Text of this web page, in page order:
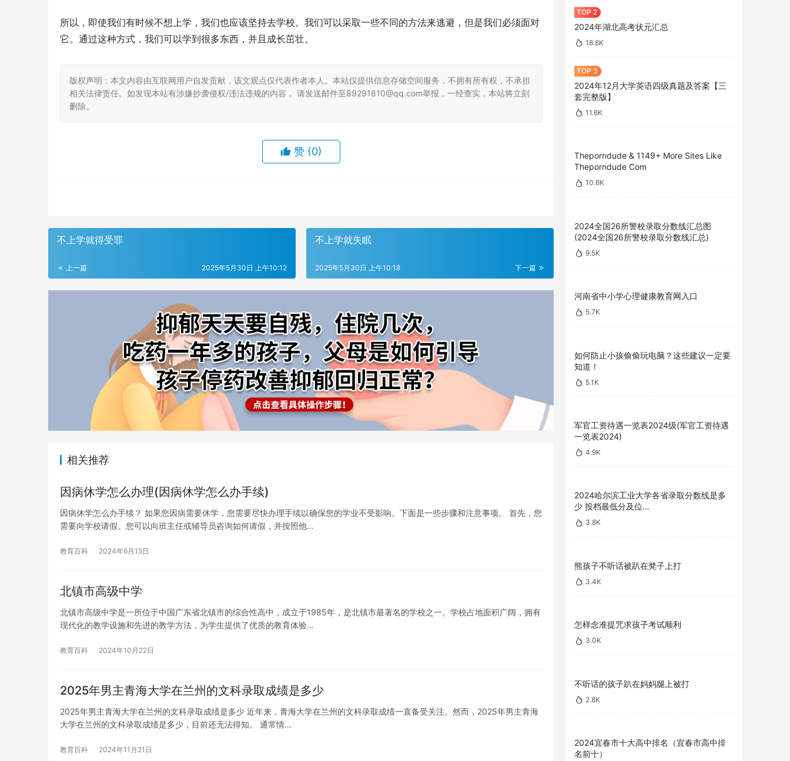
所以，即使我们有时候不想上学，我们也应该坚持去学校。我们可以采取一些不同的方法来逃避，但是我们必须面对
它。通过这种方式，我们可以学到很多东西，并且成长茁壮。
版权声明：本文内容由互联网用户自发贡献，该文观点仅代表作者本人。本站仅提供信息存储空间服务，不拥有所有权，不承担
相关法律责任。如发现本站有涉嫌抄袭侵权/违法违规的内容， 请发送邮件至89291810@qq.com举报，一经查实，本站将立刻
删除。
赞 (0)
不上学就得受罪
上一篇 2025年5月30日 上午10:12
不上学就失眠
下一篇
2025年5月30日 上午10:18
相关推荐
因病休学怎么办理(因病休学怎么办手续)
因病休学怎么办手续？ 如果您因病需要休学，您需要尽快办理手续以确保您的学业不受影响。下面是一些步骤和注意事项。 首先，您
需要向学校请假。您可以向班主任或辅导员咨询如何请假，并按照他…
教育百科 2024年6月15日
北镇市高级中学
北镇市高级中学是一所位于中国广东省北镇市的综合性高中，成立于1985年，是北镇市最著名的学校之一。学校占地面积广阔，拥有
现代化的教学设施和先进的教学方法，为学生提供了优质的教育体验…
教育百科 2024年10月22日
2025年男主青海大学在兰州的文科录取成绩是多少
2025年男主青海大学在兰州的文科录取成绩是多少 近年来，青海大学在兰州的文科录取成绩一直备受关注。然而，2025年男主青海
大学在兰州的文科录取成绩是多少，目前还无法得知。 通常情…
教育百科 2024年11月21日
2024年湖北高考状元汇总
18.8K
2024年12月大学英语四级真题及答案【三
套完整版】
11.6K
Theporndude & 1149+ More Sites Like
Theporndude Com
10.6K
2024全国26所警校录取分数线汇总图
(2024全国26所警校录取分数线汇总)
9.5K
河南省中小学心理健康教育网入口
5.7K
如何防止小孩偷偷玩电脑？这些建议一定要
知道！
5.1K
军官工资待遇一览表2024级(军官工资待遇
一览表2024)
4.9K
2024哈尔滨工业大学各省录取分数线是多
少 投档最低分及位…
3.8K
熊孩子不听话被趴在凳子上打
3.4K
怎样念准提咒求孩子考试顺利
3.0K
不听话的孩子趴在妈妈腿上被打
2.8K
2024宜春市十大高中排名（宜春市高中排
名前十）